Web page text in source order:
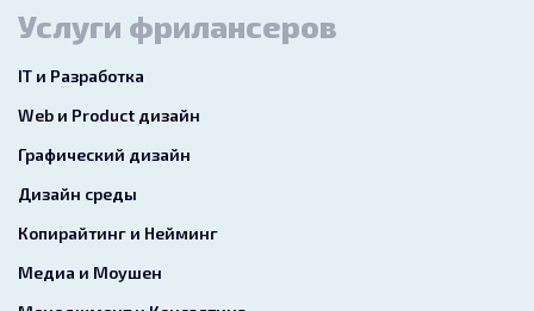
Услуги фрилансеров
IT и Разработка
Web и Product дизайн
Графический дизайн
Дизайн среды
Копирайтинг и Нейминг
Медиа и Моушен